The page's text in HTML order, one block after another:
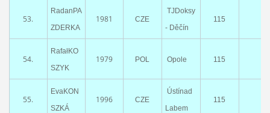
53.
RadanPA
ZDERKA
1981 CZE
TJDoksy
- Děčín
115
54.
RafałKO
SZYK
1979 POL Opole 115
55.
EvaKON
SZKÁ
1996 CZE
Ústínad
Labem
115